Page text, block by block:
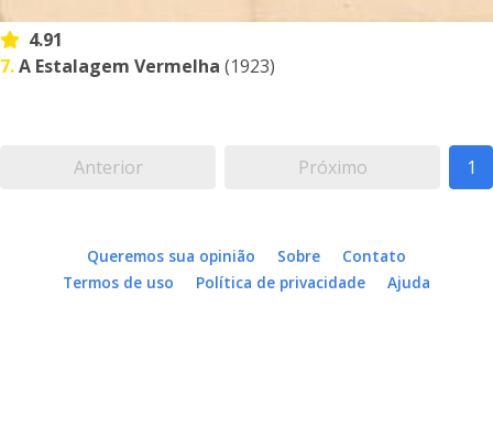
4.91
7.A Estalagem Vermelha (1923)
Anterior Próximo 1
Queremos sua opinião Sobre
Contato
Termos de uso
Política de privacidade Ajuda